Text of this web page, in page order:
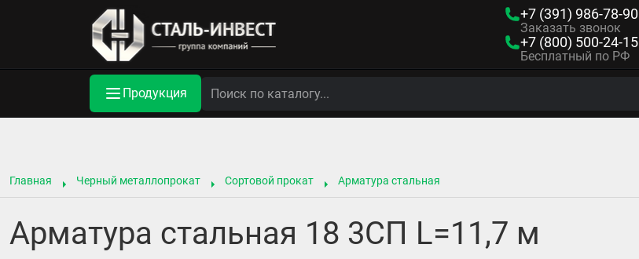
+7 (391) 986-78-90
Заказать звонок
+7 (800) 500-24-15
Бесплатный по РФ
Продукция
Главная Черный металлопрокат Сортовой прокат Арматура стальная
Арматура стальная 18 3СП L=11,7 м